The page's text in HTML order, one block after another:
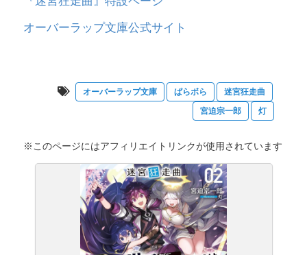
オーバーラップ文庫公式サイト
オーバーラップ文庫 ぱらボら
迷宮狂走曲
宮迫宗一郎
灯
※このページにはアフィリエイトリンクが使用されています